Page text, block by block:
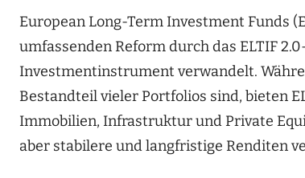
European Long-Term Investment Funds
umfassenden Reform durch das ELTIF
Investmentinstrument verwandelt.
Bestandteil vieler Portfolios sind, bieten
Immobilien, Infrastruktur und Private
aber stabilere und langfristige Renditen